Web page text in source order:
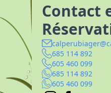
Contact
685 114 892
605 460 099
685 114 892
605 460 099